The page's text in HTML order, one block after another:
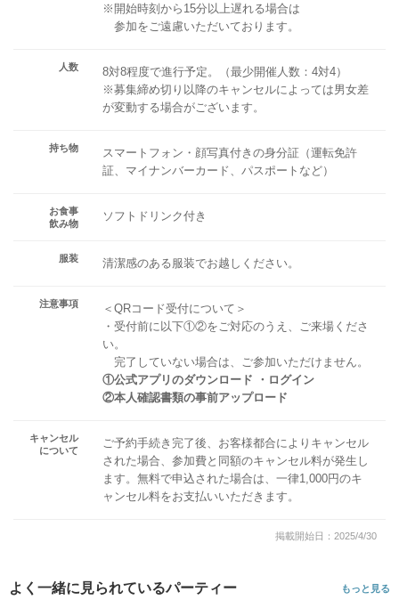
※開始時刻から15分以上遅れる場合は
参加をご遠慮いただいております。
人数
8対8程度で進行予定。（最少開催人数：4対4）
※募集締め切り以降のキャンセルによっては男女差
が変動する場合がございます。
持ち物
スマートフォン・顔写真付きの身分証（運転免許
証、マイナンバーカード、パスポートなど）
お食事
飲み物
ソフトドリンク付き
服装 清潔感のある服装でお越しください。
注意事項
＜QRコード受付について＞
・受付前に以下①②をご対応のうえ、ご来場くださ
い。
完了していない場合は、ご参加いただけません。
①公式アプリのダウンロード ・ログイン
②本人確認書類の事前アップロード
キャンセル
について
ご予約手続き完了後、お客様都合によりキャンセル
された場合、参加費と同額のキャンセル料が発生し
ます。無料で申込された場合は、一律1,000円のキ
ャンセル料をお支払いいただきます。
掲載開始日：2025/4/30
よく一緒に見られているパーティー もっと見る